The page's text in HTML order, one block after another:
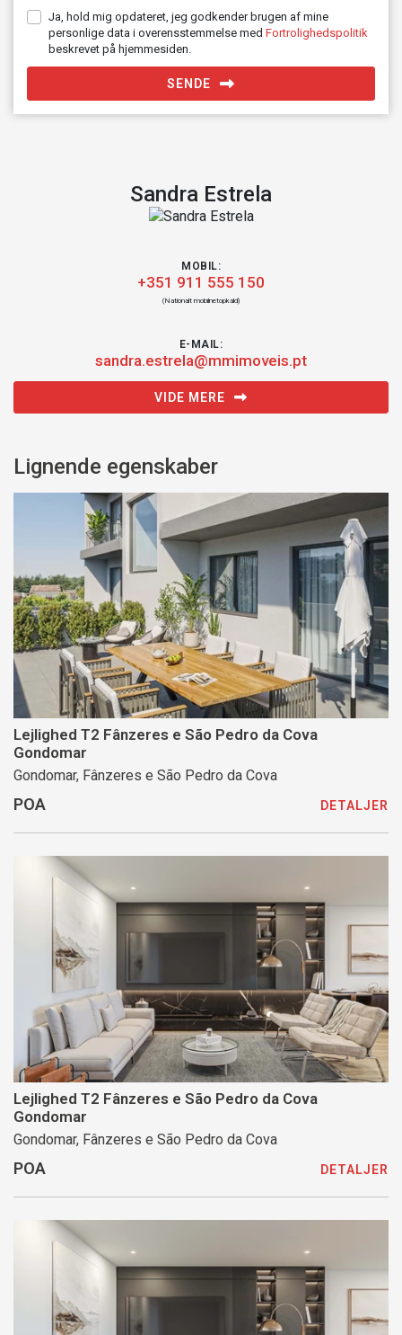
Ja, hold mig opdateret, jeg godkender brugen af mine
personlige data i overensstemmelse med Fortrolighedspolitik
beskrevet på hjemmesiden.
SENDE
Sandra Estrela
MOBIL:
+351 911 555 150
(Nationalt mobilnetopkald)
E-MAIL:
sandra.estrela@mmimoveis.pt
VIDE MERE
Lignende egenskaber
Lejlighed T2 Fânzeres e São Pedro da Cova
Gondomar
Gondomar, Fânzeres e São Pedro da Cova
POA DETALJER
Lejlighed T2 Fânzeres e São Pedro da Cova
Gondomar
Gondomar, Fânzeres e São Pedro da Cova
POA DETALJER